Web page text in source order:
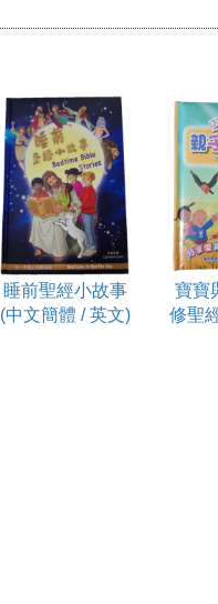
睡前聖經小故事
(中文簡體 / 英文)
寶寶
修聖